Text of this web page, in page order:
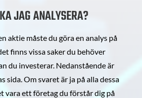
JAG ANALYSERA?
aktie måste du göra en analys på
finns vissa saker du behöver
du investerar. Nedanstående är
sida. Om svaret är ja på alla dessa
vara ett företag du förstår dig på